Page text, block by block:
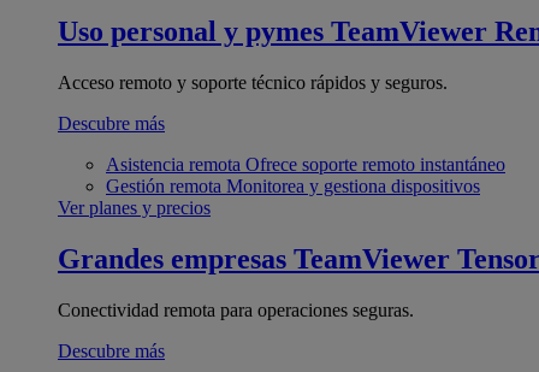
Uso personal y pymes TeamViewer
Acceso remoto y soporte técnico rápidos y seguros.
Descubre más
Asistencia remota Ofrece soporte remoto instantáneo
Gestión remota Monitorea y gestiona dispositivos
Ver planes y precios
Grandes empresas TeamViewer Tensor
Conectividad remota para operaciones seguras.
Descubre más